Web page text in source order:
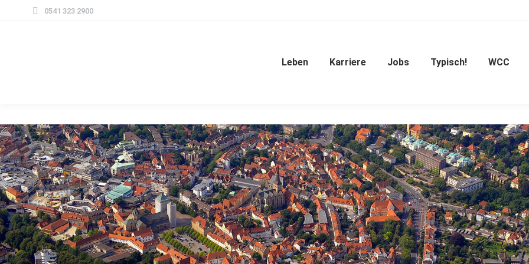
0541 323 2900
Leben Karriere Jobs Typisch! WCC